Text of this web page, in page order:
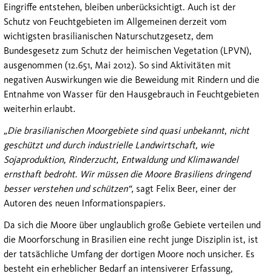
Eingriffe entstehen, bleiben unberücksichtigt. Auch ist der
Schutz von Feuchtgebieten im Allgemeinen derzeit vom
wichtigsten brasilianischen Naturschutzgesetz, dem
Bundesgesetz zum Schutz der heimischen Vegetation (LPVN),
ausgenommen (12.651, Mai 2012). So sind Aktivitäten mit
negativen Auswirkungen wie die Beweidung mit Rindern und die
Entnahme von Wasser für den Hausgebrauch in Feuchtgebieten
weiterhin erlaubt.
„Die brasilianischen Moorgebiete sind quasi unbekannt, nicht
geschützt und durch industrielle Landwirtschaft, wie
Sojaproduktion, Rinderzucht, Entwaldung und Klimawandel
ernsthaft bedroht. Wir müssen die Moore Brasiliens dringend
besser verstehen und schützen“, sagt Felix Beer, einer der
Autoren des neuen Informationspapiers.
Da sich die Moore über unglaublich große Gebiete verteilen und
die Moorforschung in Brasilien eine recht junge Disziplin ist, ist
der tatsächliche Umfang der dortigen Moore noch unsicher. Es
besteht ein erheblicher Bedarf an intensiverer Erfassung,